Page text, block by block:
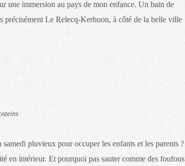
une immersion au pays de mon enfance. Un bain de
précisément Le Relecq-Kerhuon, à côté de la belle ville
samedi pluvieux pour occuper les enfants et les parents ?
en intérieur. Et pourquoi pas sauter comme des foufous